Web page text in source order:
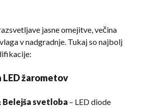
jasne omejitve, večina
v nadgradnje. Tukaj so najbolj
LED žarometov
Belejša svetloba – LED diode